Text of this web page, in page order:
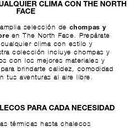
CLIMA CON THE NORTH
FACE
selección dechompas y
en The North Face. Prepárate
clima con estilo y
colección incluye chompas y
con los mejores materiales y
brindarte calidez, comodidad
tus aventuras al aire libre.
PARA CADA NECESIDAD
térmicas hasta chalecos